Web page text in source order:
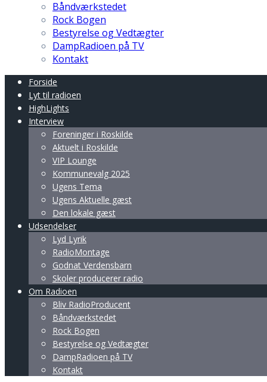
Båndværkstedet
Rock Bogen
Bestyrelse og Vedtægter
DampRadioen på TV
Kontakt
Forside
Lyt til radioen
HighLights
Interview
Foreninger i Roskilde
Aktuelt i Roskilde
VIP Lounge
Kommunevalg 2025
Ugens Tema
Ugens Aktuelle gæst
Den lokale gæst
Udsendelser
Lyd Lyrik
RadioMontage
Godnat Verdensbarn
Skoler producerer radio
Om Radioen
Bliv RadioProducent
Båndværkstedet
Rock Bogen
Bestyrelse og Vedtægter
DampRadioen på TV
Kontakt